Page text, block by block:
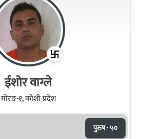
ईशोर वाग्ले
मोरङ-१, कोशी प्रदेश
पुरुष · ५०